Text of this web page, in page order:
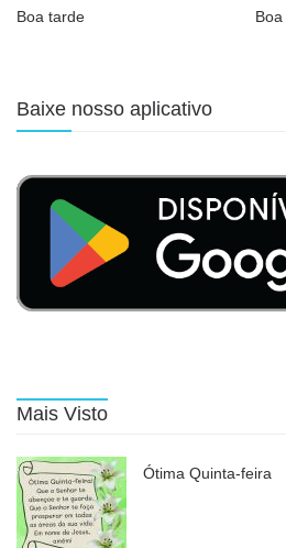
Boa tarde Boa
Baixe nosso aplicativo
Mais Visto
Ótima Quinta-feira